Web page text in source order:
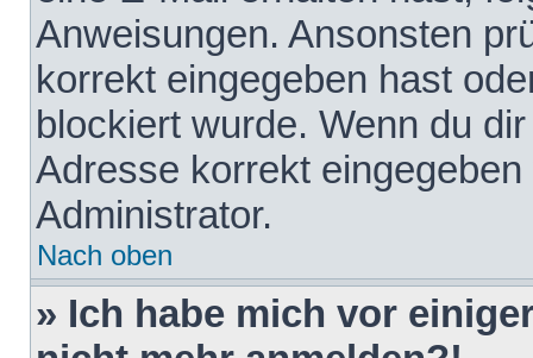
Anweisungen. Ansonsten
korrekt eingegeben hast
blockiert wurde. Wenn du
Adresse korrekt
Administrator.
Nach oben
» Ich habe mich vor